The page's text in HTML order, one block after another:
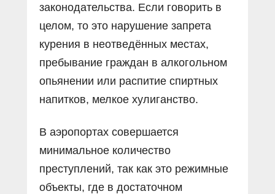
законодательства. Если говорить в
целом, то это нарушение запрета
курения в неотведённых местах,
пребывание граждан в алкогольном
опьянении или распитие спиртных
напитков, мелкое хулиганство.
В аэропортах совершается
минимальное количество
преступлений, так как это режимные
объекты, где в достаточном